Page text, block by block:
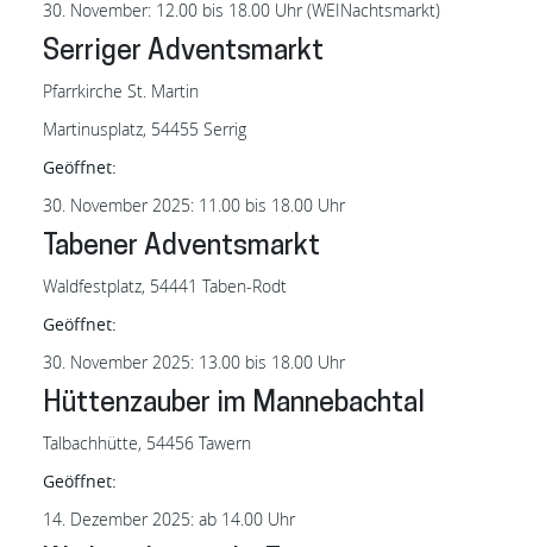
30. November: 12.00 bis 18.00 Uhr (WEINachtsmarkt)
Serriger Adventsmarkt
Pfarrkirche St. Martin
Martinusplatz, 54455 Serrig
Geöffnet:
30. November 2025: 11.00 bis 18.00 Uhr
Tabener Adventsmarkt
Waldfestplatz, 54441 Taben-Rodt
Geöffnet:
30. November 2025: 13.00 bis 18.00 Uhr
Hüttenzauber im Mannebachtal
Talbachhütte, 54456 Tawern
Geöffnet:
14. Dezember 2025: ab 14.00 Uhr